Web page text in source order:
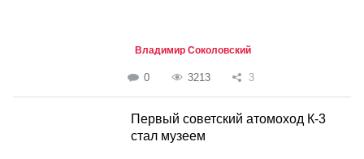
Владимир Соколовский
0 3213 3
Первый советский атомоход К-3
стал музеем